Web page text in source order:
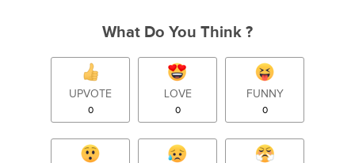
What Do You Think ?
UPVOTE
0
LOVE
0
FUNNY
0